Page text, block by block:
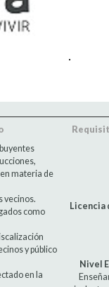
materia de
vecinos.
como
y público
en la
Licencia
Nivel